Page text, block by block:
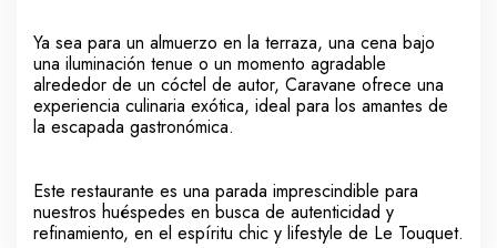
Ya sea para un almuerzo en la terraza, una cena bajo
una iluminación tenue o un momento agradable
alrededor de un cóctel de autor, Caravane ofrece una
experiencia culinaria exótica, ideal para los amantes de
la escapada gastronómica.
Este restaurante es una parada imprescindible para
nuestros huéspedes en busca de autenticidad y
refinamiento, en el espíritu chic y lifestyle de Le Touquet.